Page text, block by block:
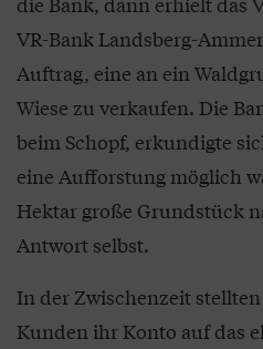
VR-Bank Landsberg-
Auftrag, eine an ein
Wiese zu verkaufen. Die
beim Schopf, erkundigte
eine Aufforstung möglich
Hektar große Grundstück
Antwort selbst.
In der Zwischenzeit
Kunden ihr Konto auf das